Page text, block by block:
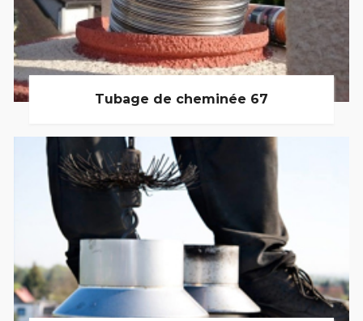
Tubage de cheminée 67